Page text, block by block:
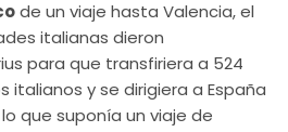
de un viaje hasta Valencia, el
italianas dieron
para que transfiriera a 524
italianos y se dirigiera a España
que suponía un viaje de